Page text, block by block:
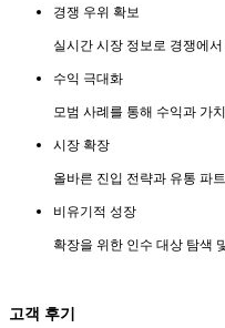
경쟁 우위 확보
실시간 시장 정보로 경쟁에
수익 극대화
모범 사례를 통해 수익과 가
시장 확장
올바른 진입 전략과 유통 파
비유기적 성장
확장을 위한 인수 대상 탐색
고객 후기